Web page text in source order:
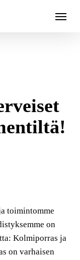
Menu
toimintomme
on
Kolmiporras ja
on varhaisen